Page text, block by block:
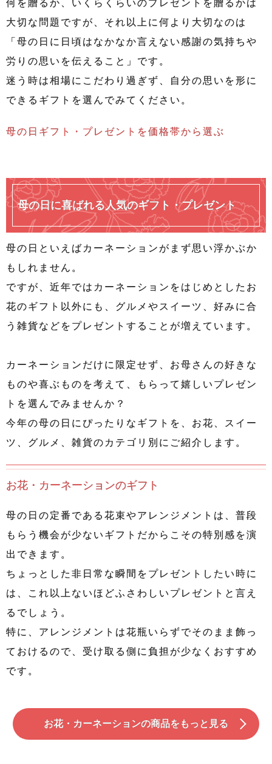
何を贈るか、いくらくらいのプレゼントを贈るかは
大切な問題ですが、それ以上に何より大切なのは
「母の日に日頃はなかなか言えない感謝の気持ちや
労りの思いを伝えること」です。
迷う時は相場にこだわり過ぎず、自分の思いを形に
できるギフトを選んでみてください。
母の日ギフト・プレゼントを価格帯から選ぶ
母の日に喜ばれる人気のギフト・プレゼント
母の日といえばカーネーションがまず思い浮かぶか
もしれません。
ですが、近年ではカーネーションをはじめとしたお
花のギフト以外にも、グルメやスイーツ、好みに合
う雑貨などをプレゼントすることが増えています。
カーネーションだけに限定せず、お母さんの好きな
ものや喜ぶものを考えて、もらって嬉しいプレゼン
トを選んでみませんか？
今年の母の日にぴったりなギフトを、お花、スイー
ツ、グルメ、雑貨のカテゴリ別にご紹介します。
お花・カーネーションのギフト
母の日の定番である花束やアレンジメントは、普段
もらう機会が少ないギフトだからこその特別感を演
出できます。
ちょっとした非日常な瞬間をプレゼントしたい時に
は、これ以上ないほどふさわしいプレゼントと言え
るでしょう。
特に、アレンジメントは花瓶いらずでそのまま飾っ
ておけるので、受け取る側に負担が少なくおすすめ
です。
お花・カーネーションの商品をもっと見る